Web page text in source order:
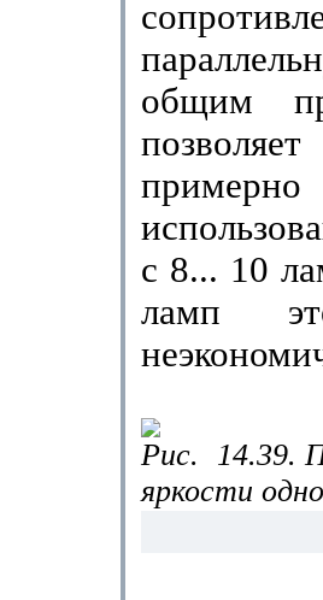
общим
с 8... 10
ламп
Рис.
14.39.
яркости